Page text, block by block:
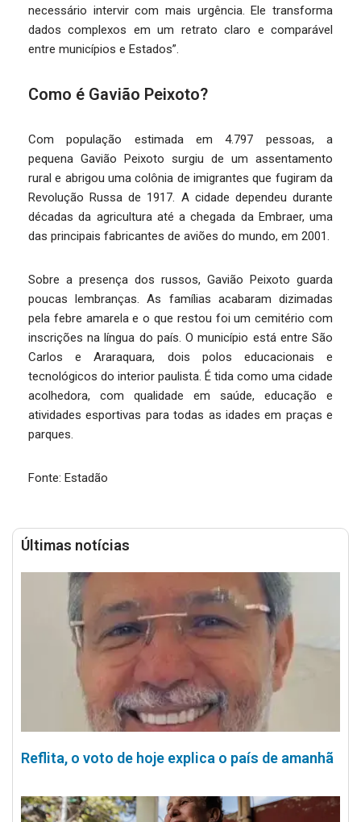
necessário intervir com mais urgência. Ele transforma
dados complexos em um retrato claro e comparável
entre municípios e Estados”.
Como é Gavião Peixoto?
Com população estimada em 4.797 pessoas, a
pequena Gavião Peixoto surgiu de um assentamento
rural e abrigou uma colônia de imigrantes que fugiram da
Revolução Russa de 1917. A cidade dependeu durante
décadas da agricultura até a chegada da Embraer, uma
das principais fabricantes de aviões do mundo, em 2001.
Sobre a presença dos russos, Gavião Peixoto guarda
poucas lembranças. As famílias acabaram dizimadas
pela febre amarela e o que restou foi um cemitério com
inscrições na língua do país. O município está entre São
Carlos e Araraquara, dois polos educacionais e
tecnológicos do interior paulista. É tida como uma cidade
acolhedora, com qualidade em saúde, educação e
atividades esportivas para todas as idades em praças e
parques.
Fonte: Estadão
Últimas notícias
Reflita, o voto de hoje explica o país de amanhã